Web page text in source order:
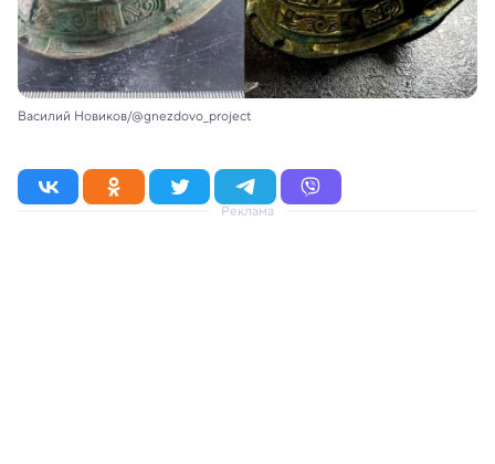
Василий Новиков/@gnezdovo_project
Реклама